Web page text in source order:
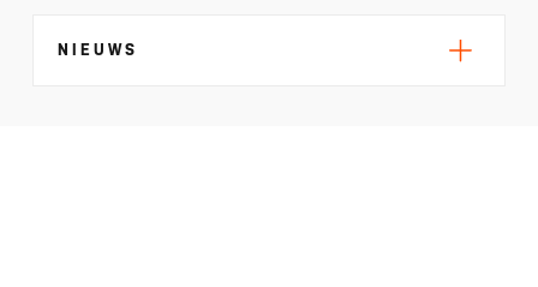
NIEUWS